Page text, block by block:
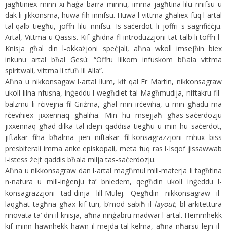
jagħtiniex minn xi ħaġa barra minnu, imma jagħtina lilu nnifsu u
dak li jikkonsma, huwa fih innifsu. Huwa l-vittma għaliex fuq l-artal
tal-qalb tiegħu, joffri lilu nnifsu. Is-saċerdot li joffri s-sagrifiċċju.
Artal, Vittma u Qassis. Kif għidna fl-introduzzjoni tat-talb li toffri l-
Knisja għal din l-okkażjoni speċjali, aħna wkoll imsejħin biex
inkunu artal bħal Ġesù: “Offru lilkom infuskom bħala vittma
spiritwali, vittma li tfuħ lil Alla”.
Aħna u nikkonsagaw l-artal llum, kif qal Fr Martin, nikkonsagraw
ukoll lilna nfusna, inġeddu l-wegħdiet tal-Magħmudija, niftakru fil-
balzmu li rċivejna fil-Griżma, għal min irċeviha, u min għadu ma
rċevihiex jixxennaq għaliha. Min hu msejjaħ għas-saċerdozju
jixxennaq għad-dilka tal-idejn qaddisa tiegħu u min hu saċerdot,
jiftakar fiha bħalma jien niftakar fil-konsagrazzjoni mhux biss
presbiterali imma anke episkopali, meta fuq ras l-Isqof jissawwab
l-istess żejt qaddis bħala milja tas-saċerdozju.
Aħna u nikkonsagraw dan l-artal magħmul mill-materja li tagħtina
n-natura u mill-inġenju ta’ bniedem, qegħdin ukoll inġeddu l-
konsagrazzjoni tad-dinja lill-Mulej. Qegħdin nikkonsagraw il-
laqgħat tagħna għax kif turi, b’mod sabiħ il-layout, bl-arkitettura
rinovata ta’ din il-knisja, aħna ninġabru madwar l-artal. Hemmhekk
kif minn hawnhekk hawn il-mejda tal-kelma, aħna nħarsu lejn il-